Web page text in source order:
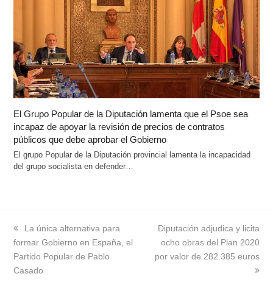
El Grupo Popular de la Diputación lamenta que el Psoe sea
incapaz de apoyar la revisión de precios de contratos
públicos que debe aprobar el Gobierno
El grupo Popular de la Diputación provincial lamenta la incapacidad
del grupo socialista en defender…
previous
post:
La única alternativa para
formar Gobierno en España, el
Partido Popular de Pablo
Casado
next
post:
Diputación adjudica y licita
ocho obras del Plan 2020
por valor de 282.385 euros